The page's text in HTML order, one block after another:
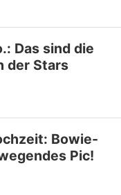
Das sind die
der Stars
Bowie-
Pic!